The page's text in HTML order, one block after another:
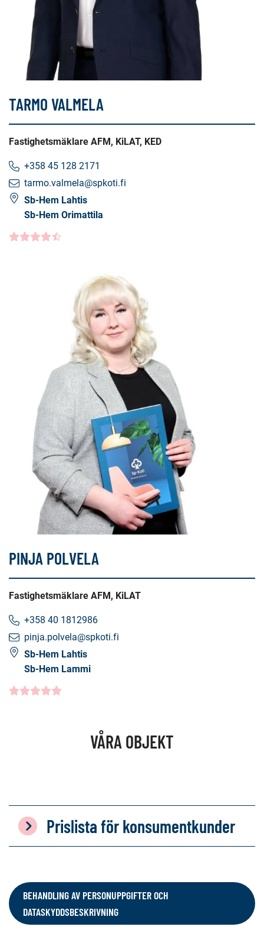
TARMO VALMELA
Fastighetsmäklare AFM, KiLAT, KED
+358 45 128 2171
tarmo.valmela@spkoti.fi
Sb-Hem Lahtis
Sb-Hem Orimattila
Kundbetyg
PINJA POLVELA
Fastighetsmäklare AFM, KiLAT
+358 40 1812986
pinja.polvela@spkoti.fi
Sb-Hem Lahtis
Sb-Hem Lammi
Kundbetyg
VÅRA OBJEKT
Prislista för konsumentkunder
BEHANDLING AV PERSONUPPGIFTER OCH
DATASKYDDSBESKRIVNING